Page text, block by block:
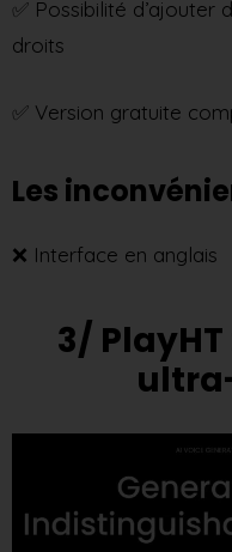
✅ Possibilité d’ajouter
droits
✅ Version gratuite
Les
❌ Interface en anglais
3/